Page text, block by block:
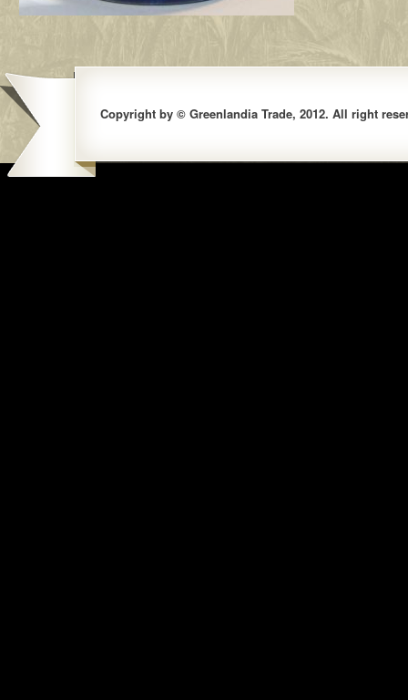
Copyright by © Greenlandia Trade, 2012. All right